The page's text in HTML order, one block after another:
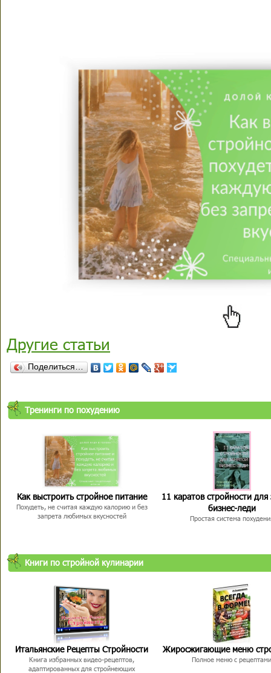
Другие статьи
Поделиться…
Тренинги по похудению
Как выстроить стройное питание
Похудеть, не считая каждую калорию и без
запрета любимых вкусностей
11 каратов стройности для
бизнес-леди
Простая система
Книги по стройной кулинарии
Итальянские Рецепты Стройности
Книга избранных видео-рецептов,
адаптированных для стройнеющих
Жиросжигающие меню
Полное меню с рецептами